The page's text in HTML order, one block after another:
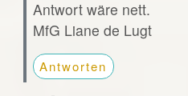
Antwort wäre nett.
MfG Liane de Lugt
Antworten